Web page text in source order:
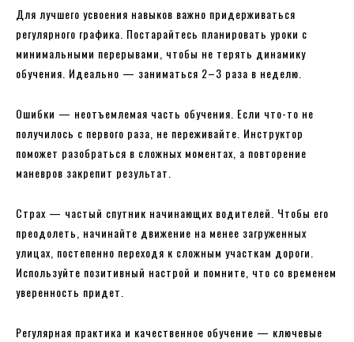
Для лучшего усвоения навыков важно придерживаться
регулярного графика. Постарайтесь планировать уроки с
минимальными перерывами, чтобы не терять динамику
обучения. Идеально — заниматься 2–3 раза в неделю.
Ошибки — неотъемлемая часть обучения. Если что-то не
получилось с первого раза, не переживайте. Инструктор
поможет разобраться в сложных моментах, а повторение
маневров закрепит результат.
Страх — частый спутник начинающих водителей. Чтобы его
преодолеть, начинайте движение на менее загруженных
улицах, постепенно переходя к сложным участкам дороги.
Используйте позитивный настрой и помните, что со временем
уверенность придет.
Регулярная практика и качественное обучение — ключевые